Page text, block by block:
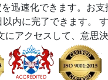
迅速化できます。お支
内に完了できます。
にアクセスして、意思